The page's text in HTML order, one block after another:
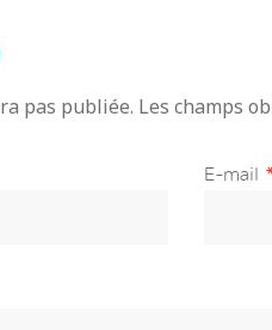
pas publiée. Les champs
E-mail